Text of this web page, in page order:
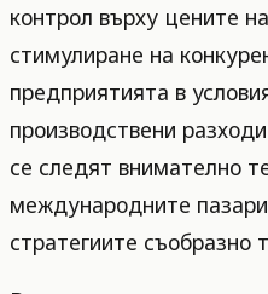
контрол върху цените
стимулиране на
предприятията в
производствени
се следят внимателно
международните
стратегиите съобразно